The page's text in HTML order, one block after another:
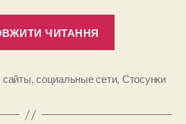
ЧИТАННЯ
нас
сайты,социальные сети, Стосунки